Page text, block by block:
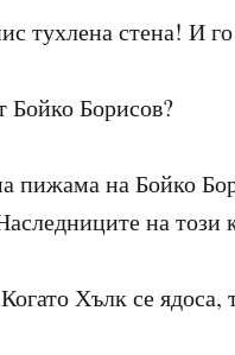
тухлена стена! И
Бойко Борисов?
пижама на Бойко
на този
Хълк се ядоса,